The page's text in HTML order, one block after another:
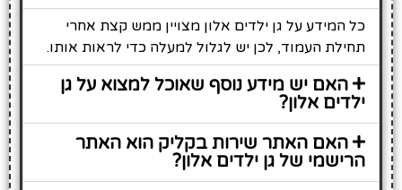
כל המידע על גן ילדים אלון מצויין ממש קצת אחרי
תחילת העמוד, לכן יש לגלול למעלה כדי לראות אותו.
האם יש מידע נוסף שאוכל למצוא על גן
ילדים אלון?
האם האתר שירות בקליק הוא האתר
הרישמי של גן ילדים אלון?